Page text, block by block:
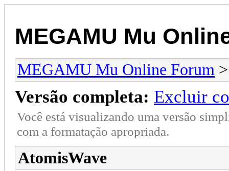
MEGAMU Mu
MEGAMU Mu Online Forum
Versão completa: Excluir
Você está visualizando uma versão
com a formatação apropriada.
AtomisWave